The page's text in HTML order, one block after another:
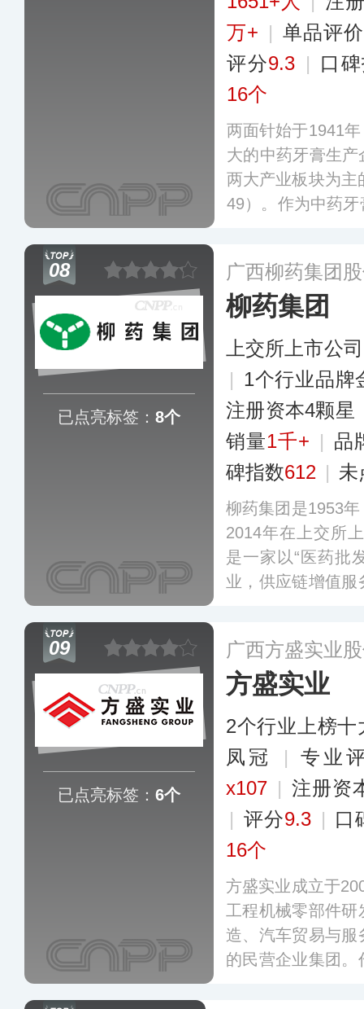
万+ | 单品评价
评分9.3 | 口
16个
两面针始于1941
大的中药牙膏生
两大产业板块为主
49）。作为中药
多
08
已点亮标签： 8个
广西柳药集团
柳药集团
上交所上市公司
| 1个行业品牌
注册资本4颗星
销量1千+ | 品
碑指数612 | 未
柳药集团是1953
2014年在上交所
是一家以“医药批
业，供应链增值
茱”中药饮片、“万
百家药房。 更多
09
已点亮标签： 6个
广西方盛实业
方盛实业
2个行业上榜十
凤冠
|
专业
x107 | 注册资
| 评分9.3 | 口
16个
方盛实业成立于
工程机械零部件
造、汽车贸易与
的民营企业集团